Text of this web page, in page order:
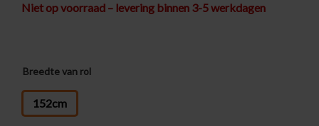
Niet op voorraad – levering binnen 3-5 werkdagen
Breedte van rol
152cm